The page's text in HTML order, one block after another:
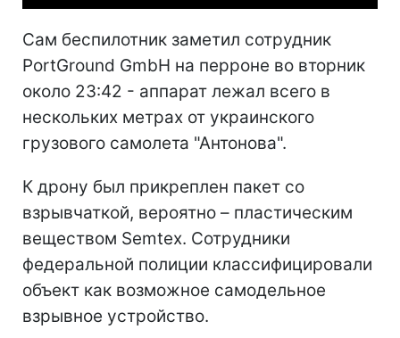
Сам беспилотник заметил сотрудник
PortGround GmbH на перроне во вторник
около 23:42 - аппарат лежал всего в
нескольких метрах от украинского
грузового самолета "Антонова".
К дрону был прикреплен пакет со
взрывчаткой, вероятно – пластическим
веществом Semtex. Сотрудники
федеральной полиции классифицировали
объект как возможное самодельное
взрывное устройство.